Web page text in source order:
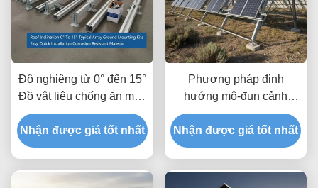
Độ nghiêng từ 0° đến 15°
Đồ vật liệu chống ăn mòn
dễ cài đặt nhanh
Nhận được giá tốt nhất
Phương pháp định
hướng mô-đun cảnh
quan hoặc chân dung Hệ
thống lắp đặt mặt đất tấm
pin mặt trời với khoảng
m và khoảng cách chiều
Nhận được giá tốt nhất